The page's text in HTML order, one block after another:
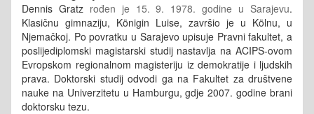
Dennis Gratz rođen je 15. 9. 1978. godine u Sarajevu.
Klasičnu gimnaziju, Königin Luise, završio je u Kölnu, u
Njemačkoj. Po povratku u Sarajevo upisuje Pravni fakultet, a
poslijediplomski magistarski studij nastavlja na ACIPS-ovom
Evropskom regionalnom magisteriju iz demokratije i ljudskih
prava. Doktorski studij odvodi ga na Fakultet za društvene
nauke na Univerzitetu u Hamburgu, gdje 2007. godine brani
doktorsku tezu.